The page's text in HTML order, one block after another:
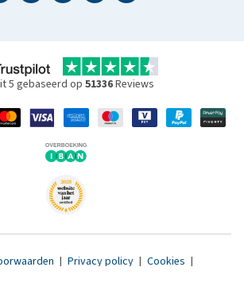
5 gebaseerd op 51336Reviews
| Privacy policy | Cookies |